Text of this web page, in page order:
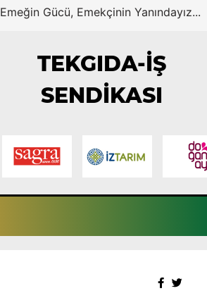
Emeğin Gücü, Emekçinin Yanındayız...
TEKGIDA-İŞ
SENDİKASI